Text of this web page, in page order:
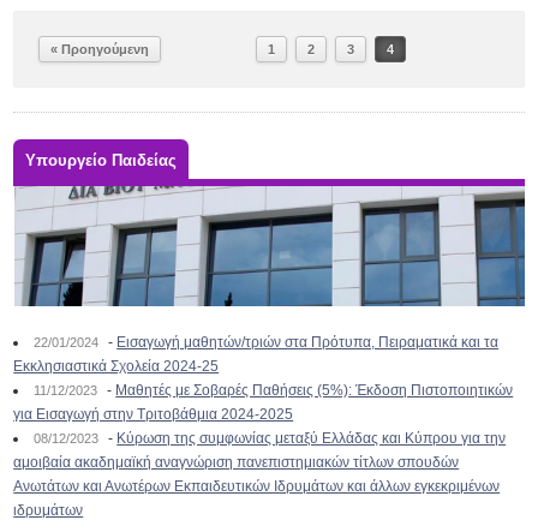
« Προηγούμενη 1 2 3 4
Υπουργείο Παιδείας
22/01/2024 - Εισαγωγή μαθητών/τριών στα Πρότυπα, Πειραματικά και τα
Εκκλησιαστικά Σχολεία 2024-25
11/12/2023 - Μαθητές με Σοβαρές Παθήσεις (5%): Έκδοση Πιστοποιητικών
για Εισαγωγή στην Τριτοβάθμια 2024-2025
08/12/2023 - Κύρωση της συμφωνίας μεταξύ Ελλάδας και Κύπρου για την
αμοιβαία ακαδημαϊκή αναγνώριση πανεπιστημιακών τίτλων σπουδών
Ανωτάτων και Ανωτέρων Εκπαιδευτικών Ιδρυμάτων και άλλων εγκεκριμένων
ιδρυμάτων